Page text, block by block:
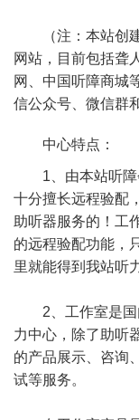
（注：本站创
网站，目前包括聋
网、中国听障商城
信公众号、微信群
中心特点：
1、由本站听
十分擅长远程验配
助听器服务的！工
的远程验配功能，
里就能得到我站听
2、工作室是
力中心，除了助听
的产品展示、咨询
试等服务。